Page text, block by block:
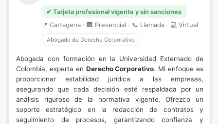
✔ Tarjeta profesional vigente y sin sanciones
📍 Cartagena · 🏢 Presencial · 📞 Llamada · 💻 Virtual
Abogado de Derecho Corporativo
Abogada con formación en la Universidad Externado de
Colombia, experta en Derecho Corporativo. Mi enfoque es
proporcionar estabilidad jurídica a las empresas,
asegurando que cada decisión esté respaldada por un
análisis riguroso de la normativa vigente. Ofrezco un
soporte estratégico en la redacción de contratos y
seguimiento de procesos, garantizando confianza y